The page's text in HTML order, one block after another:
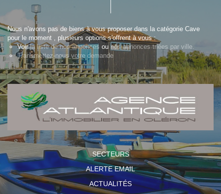
Nous n'avons pas de biens à vous proposer dans la catégorie Cave
pour le moment , plusieurs options s'offrent à vous :
Voirla liste de nos annonces ou nos annonces triées par ville.
Transmettez-nous votre demande
SECTEURS
ALERTE EMAIL
ACTUALITÉS